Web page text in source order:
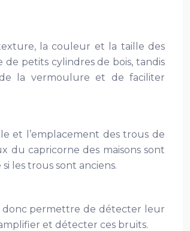
la couleur et la taille des
petits cylindres de bois, tandis
la vermoulure et de faciliter
et l’emplacement des trous de
du capricorne des maisons sont
les trous sont anciens.
donc permettre de détecter leur
et détecter ces bruits.